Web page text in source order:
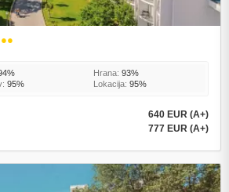
Hrana: 93%
95% Lokacija: 95%
640 EUR (A+)
777 EUR (A+)